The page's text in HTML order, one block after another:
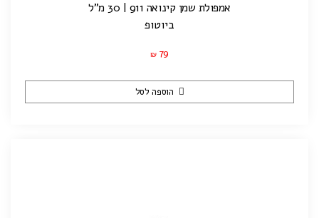
אמפולת שמן קינואה 911 | 30 מ"ל
ביוטופ
₪ 79
הוספה לסל